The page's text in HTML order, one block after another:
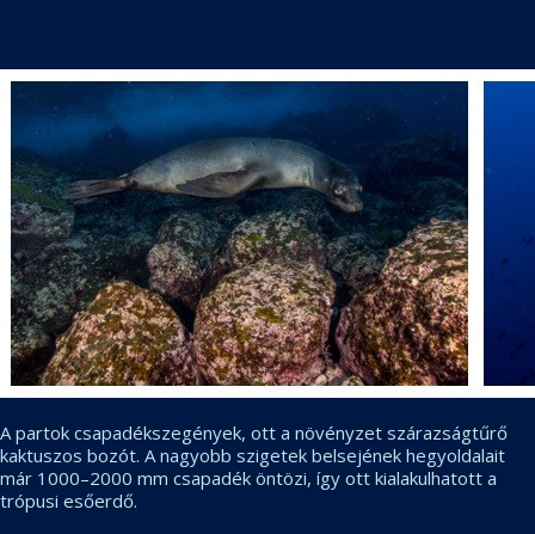
A partok csapadékszegények, ott a növényzet szárazságtűrő
kaktuszos bozót. A nagyobb szigetek belsejének hegyoldalait
már 1000–2000 mm csapadék öntözi, így ott kialakulhatott a
trópusi esőerdő.